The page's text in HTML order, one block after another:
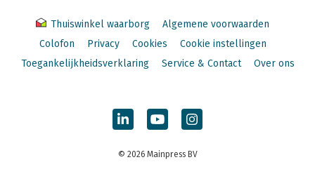
Thuiswinkel waarborg
Algemene voorwaarden
Colofon
Privacy Cookies
Cookie instellingen
Toegankelijkheidsverklaring
Service & Contact Over ons
© 2026 Mainpress BV